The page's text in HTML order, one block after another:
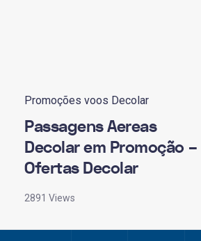
Promoções voos Decolar
Passagens Aereas
Decolar em Promoção –
Ofertas Decolar
2891 Views